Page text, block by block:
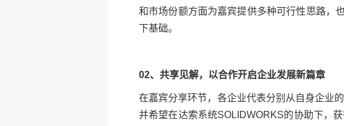
和市场份额方面为嘉宾提供多种可行性思路，
下基础。
02、共享见解，以合作开启企业发展新篇章
在嘉宾分享环节，各企业代表分别从自身企业
并希望在达索系统SOLIDWORKS的协助下，